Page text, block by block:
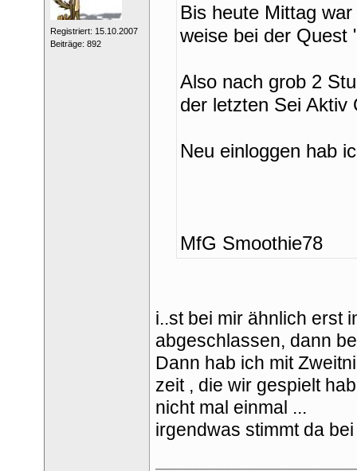
Registriert: 15.10.2007
Beiträge: 892
Bis heute Mittag
weise bei der Quest
Also nach grob 2
der letzten Sei Aktiv
Neu einloggen hab
MfG Smoothie78
i..st bei mir ähnlich erst
abgeschlassen, dann
Dann hab ich mit
zeit , die wir gespielt
nicht mal einmal ...
irgendwas stimmt da